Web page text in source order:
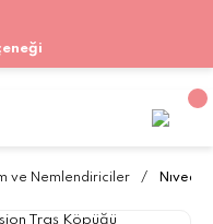
ve Nemlendiriciler Nıvea